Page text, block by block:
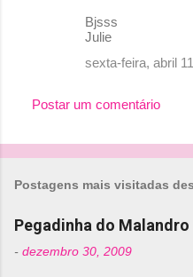
Bjsss
Julie
sexta-feira, abril
Postar um comentário
Postagens mais visitadas
Pegadinha do Malandro
- dezembro 30, 2009